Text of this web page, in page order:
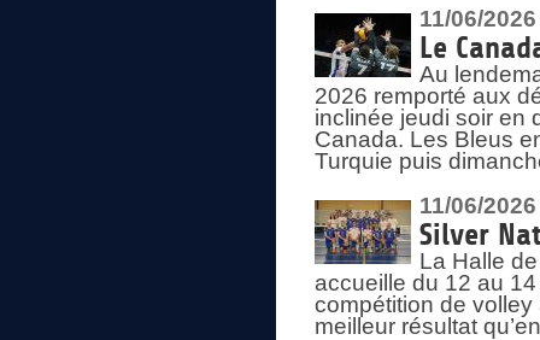
11/06/2026
Le
Au
2026 remporté aux
inclinée jeudi soir en
Canada. Les Bleus
Turquie puis
11/06/2026
Silver
La Halle
accueille du 12 au
compétition de
meilleur résultat